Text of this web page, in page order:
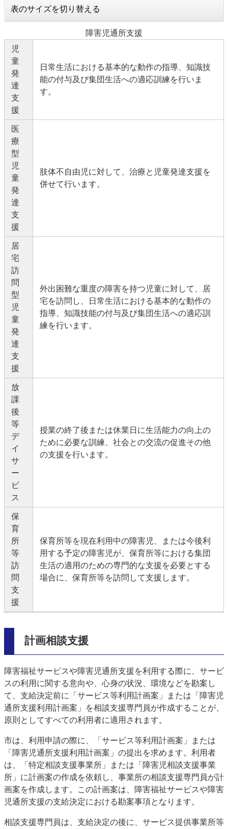
表のサイズを切り替える
障害児通所支援
児
童
発
達
支
援
日常生活における基本的な動作の指導、知識技
能の付与及び集団生活への適応訓練を行いま
す。
医
療
型
児
童
発
達
支
援
肢体不自由児に対して、治療と児童発達支援を
併せて行います。
居
宅
訪
問
型
児
童
発
達
支
援
外出困難な重度の障害を持つ児童に対して、居
宅を訪問し、日常生活における基本的な動作の
指導、知識技能の付与及び集団生活への適応訓
練を行います。
放
課
後
等
デ
イ
サ
ー
ビ
ス
授業の終了後または休業日に生活能力の向上の
ために必要な訓練、社会との交流の促進その他
の支援を行います。
保
育
所
等
訪
問
支
援
保育所等を現在利用中の障害児、または今後利
用する予定の障害児が、保育所等における集団
生活の適用のための専門的な支援を必要とする
場合に、保育所等を訪問して支援します。
計画相談支援
障害福祉サービスや障害児通所支援を利用する際に、サービ
スの利用に関する意向や、心身の状況、環境などを勘案し
て、支給決定前に「サービス等利用計画案」または「障害児
通所支援利用計画案」を相談支援専門員が作成することが、
原則としてすべての利用者に適用されます。
市は、利用申請の際に、「サービス等利用計画案」または
「障害児通所支援利用計画案」の提出を求めます。利用者
は、「特定相談支援事業所」または「障害児相談支援事業
所」に計画案の作成を依頼し、事業所の相談支援専門員が計
画案を作成します。この計画案は、障害福祉サービスや障害
児通所支援の支給決定における勘案事項となります。
相談支援専門員は、支給決定の後に、サービス提供事業所等